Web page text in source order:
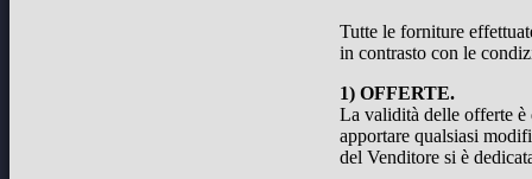
Tutte le forniture
in contrasto con le
1) OFFERTE.
La validità delle offerte
apportare qualsiasi
del Venditore si è